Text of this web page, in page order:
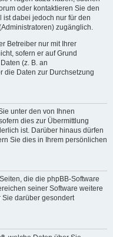
oder kontaktieren Sie den
ist dabei jedoch nur für den
zugänglich.
Betreiber nur mit Ihrer
sofern er auf Grund
(z. B. an
die Daten zur Durchsetzung
unter den von Ihnen
dies zur Übermittlung
ist. Darüber hinaus dürfen
Sie dies in Ihrem persönlichen
die die phpBB-Software
seiner Software weitere
darüber gesondert